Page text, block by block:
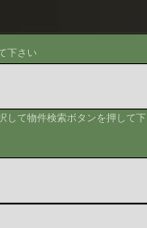
下さい
して物件検索ボタンを押して